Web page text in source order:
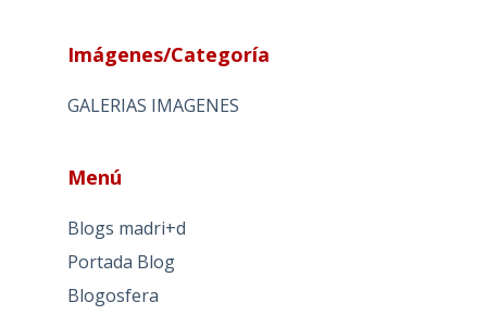
Imágenes/Categoría
GALERIAS IMAGENES
Menú
Blogs madri+d
Portada Blog
Blogosfera